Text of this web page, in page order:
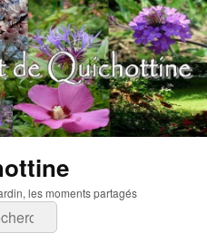
les moments partagés
: